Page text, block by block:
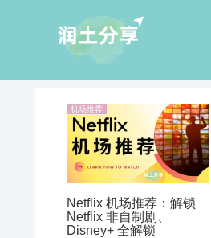
机场推荐
Netflix 机场推荐：解锁
Netflix 非自制剧、
Disney+ 全解锁